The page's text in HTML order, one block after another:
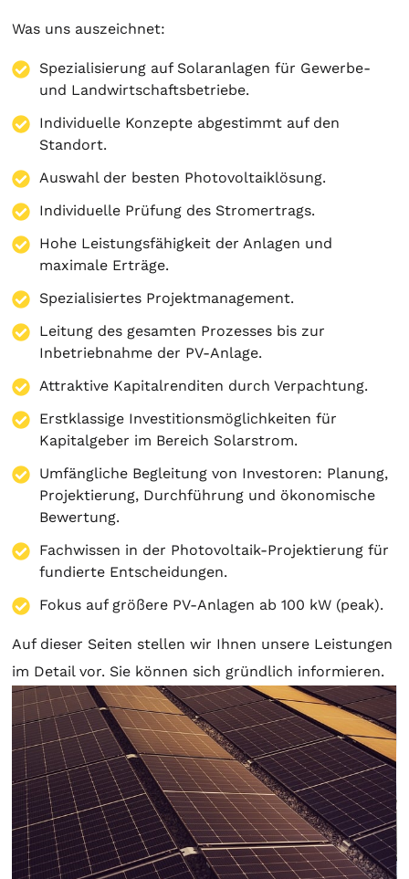
Was uns auszeichnet:
Spezialisierung auf Solaranlagen für Gewerbe-
und Landwirtschaftsbetriebe.
Individuelle Konzepte abgestimmt auf den
Standort.
Auswahl der besten Photovoltaiklösung.
Individuelle Prüfung des Stromertrags.
Hohe Leistungsfähigkeit der Anlagen und
maximale Erträge.
Spezialisiertes Projektmanagement.
Leitung des gesamten Prozesses bis zur
Inbetriebnahme der PV-Anlage.
Attraktive Kapitalrenditen durch Verpachtung.
Erstklassige Investitionsmöglichkeiten für
Kapitalgeber im Bereich Solarstrom.
Umfängliche Begleitung von Investoren: Planung,
Projektierung, Durchführung und ökonomische
Bewertung.
Fachwissen in der Photovoltaik-Projektierung für
fundierte Entscheidungen.
Fokus auf größere PV-Anlagen ab 100 kW (peak).
Auf dieser Seiten stellen wir Ihnen unsere Leistungen
im Detail vor. Sie können sich gründlich informieren.